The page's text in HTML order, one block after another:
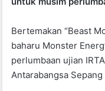
o
o
k
p
p
Bertemakan “Beast
baharu Monster
perlumbaan ujian
Antarabangsa